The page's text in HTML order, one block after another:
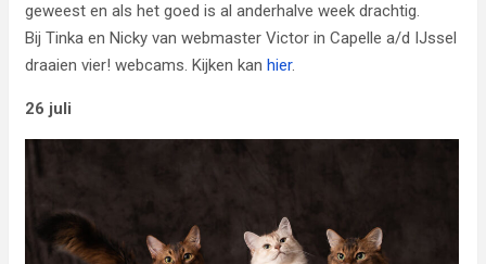
geweest en als het goed is al anderhalve week drachtig.
Bij Tinka en Nicky van webmaster Victor in Capelle a/d IJssel
draaien vier! webcams. Kijken kan hier.
26 juli